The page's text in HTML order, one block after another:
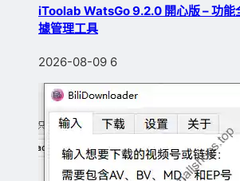
iToolab WatsGo 9.2.0 開心版 – 功
據管理工具
2026-08-09 6